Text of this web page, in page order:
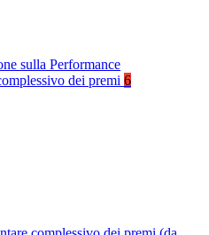
sulla Performance
dei premi 6